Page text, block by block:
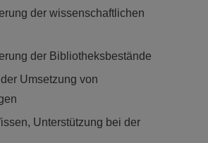
Führungen, kreative
oder wissenschafltiche
der wissenschaftlichen
der Bibliotheksbestände
Umsetzung von
Unterstützung bei der